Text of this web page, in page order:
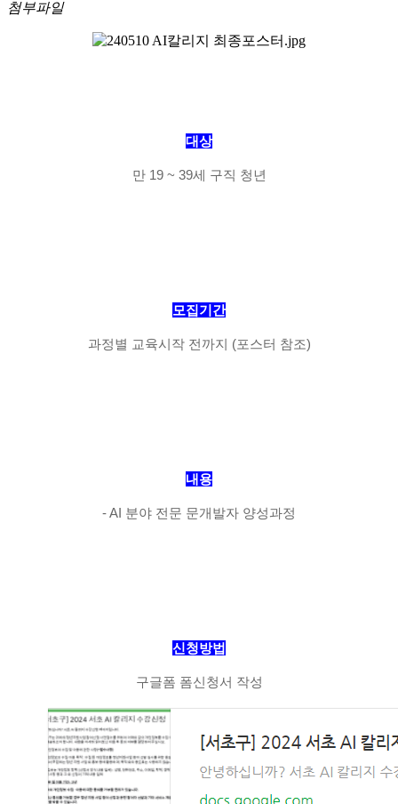
첨부파일
대상
만 19 ~ 39세 구직 청년
모집기간
과정별 교육시작 전까지 (포스터 참조)
내용
- AI 분야 전문 문개발자 양성과정
신청방법
구글폼 폼신청서 작성